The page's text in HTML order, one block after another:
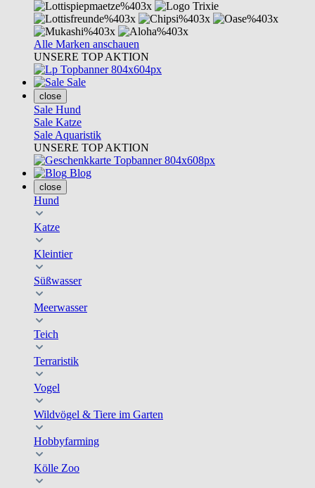
Alle Marken anschauen
UNSERE TOP AKTION
Sale
close
Sale Hund
Sale Katze
Sale Aquaristik
UNSERE TOP AKTION
Blog
close
Hund
Katze
Kleintier
Süßwasser
Meerwasser
Teich
Terraristik
Vogel
Wildvögel & Tiere im Garten
Hobbyfarming
Kölle Zoo